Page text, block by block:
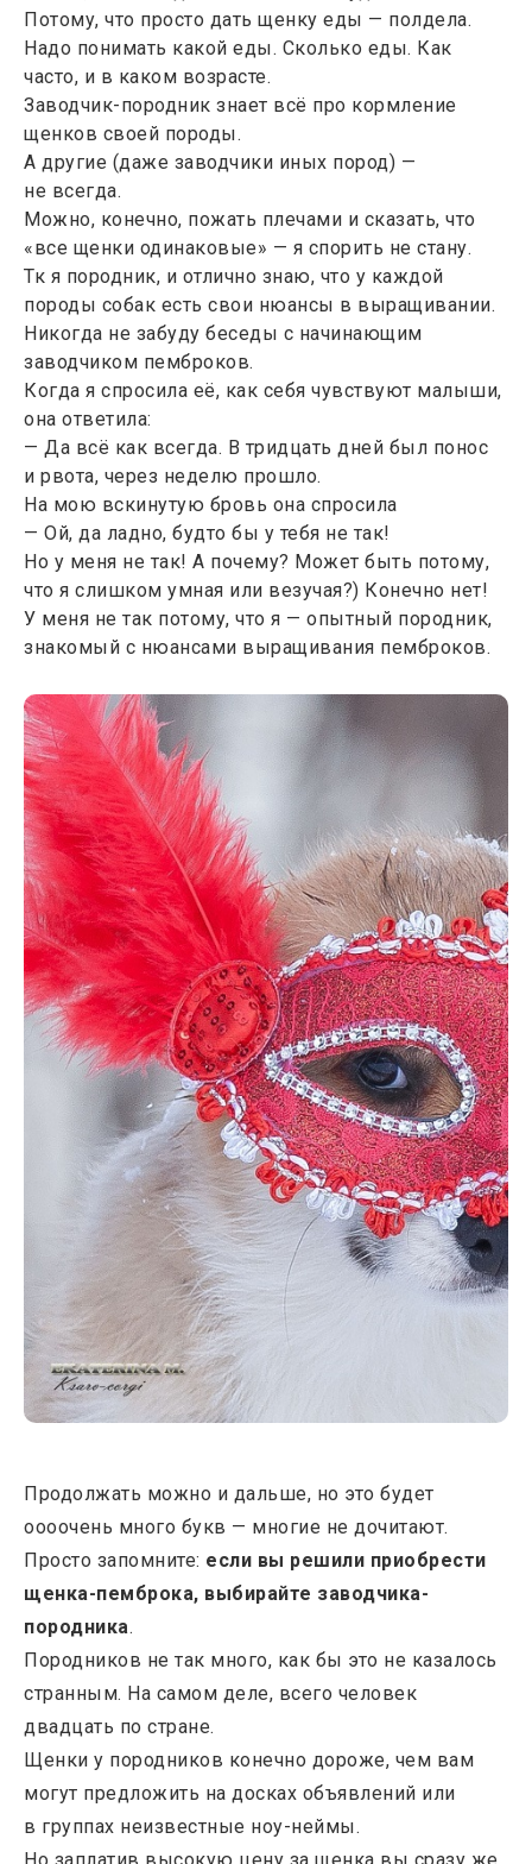
Потому, что просто дать щенку еды — полдела.
Надо понимать какой еды. Сколько еды. Как
часто, и в каком возрасте.
Заводчик-породник знает всё про кормление
щенков своей породы.
А другие (даже заводчики иных пород) —
не всегда.
Можно, конечно, пожать плечами и сказать, что
«все щенки одинаковые» — я спорить не стану.
Тк я породник, и отлично знаю, что у каждой
породы собак есть свои нюансы в выращивании.
Никогда не забуду беседы с начинающим
заводчиком пемброков.
Когда я спросила её, как себя чувствуют малыши,
она ответила:
— Да всё как всегда. В тридцать дней был понос
и рвота, через неделю прошло.
На мою вскинутую бровь она спросила
— Ой, да ладно, будто бы у тебя не так!
Но у меня не так! А почему? Может быть потому,
что я слишком умная или везучая?) Конечно нет!
У меня не так потому, что я — опытный породник,
знакомый с нюансами выращивания пемброков.
Продолжать можно и дальше, но это будет
оооочень много букв — многие не дочитают.
Просто запомните: если вы решили приобрести
щенка-пемброка, выбирайте заводчика-
породника.
Породников не так много, как бы это не казалось
странным. На самом деле, всего человек
двадцать по стране.
Щенки у породников конечно дороже, чем вам
могут предложить на досках объявлений или
в группах неизвестные ноу-неймы.